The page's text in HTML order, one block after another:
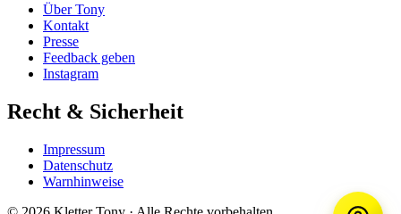
Über Tony
Kontakt
Presse
Feedback geben
Instagram
Recht & Sicherheit
Impressum
Datenschutz
Warnhinweise